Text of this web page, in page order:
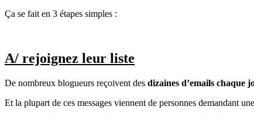
Ça se fait en 3 étapes simples :
A/ rejoignez leur liste
De nombreux blogueurs reçoivent des dizaines d’emails chaque
Et la plupart de ces messages viennent de personnes demandant